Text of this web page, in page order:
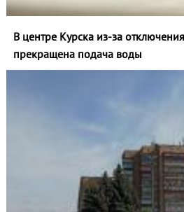
В центре Курска из‑за
прекращена подача воды